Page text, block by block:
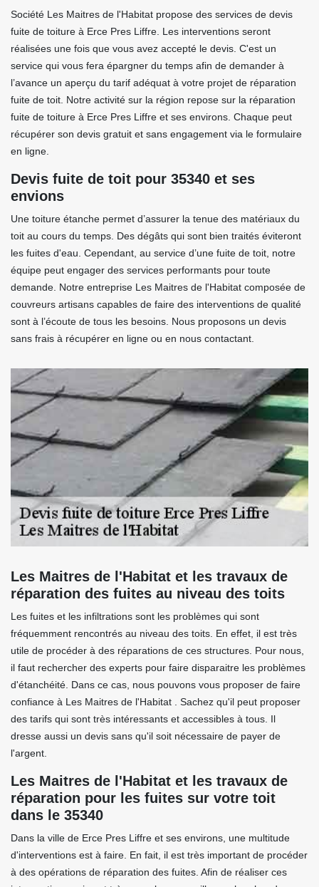
Société Les Maitres de l'Habitat propose des services de devis
fuite de toiture à Erce Pres Liffre. Les interventions seront
réalisées une fois que vous avez accepté le devis. C'est un
service qui vous fera épargner du temps afin de demander à
l’avance un aperçu du tarif adéquat à votre projet de réparation
fuite de toit. Notre activité sur la région repose sur la réparation
fuite de toiture à Erce Pres Liffre et ses environs. Chaque peut
récupérer son devis gratuit et sans engagement via le formulaire
en ligne.
Devis fuite de toit pour 35340 et ses
envions
Une toiture étanche permet d’assurer la tenue des matériaux du
toit au cours du temps. Des dégâts qui sont bien traités éviteront
les fuites d'eau. Cependant, au service d’une fuite de toit, notre
équipe peut engager des services performants pour toute
demande. Notre entreprise Les Maitres de l'Habitat composée de
couvreurs artisans capables de faire des interventions de qualité
sont à l’écoute de tous les besoins. Nous proposons un devis
sans frais à récupérer en ligne ou en nous contactant.
Les Maitres de l'Habitat et les travaux de
réparation des fuites au niveau des toits
Les fuites et les infiltrations sont les problèmes qui sont
fréquemment rencontrés au niveau des toits. En effet, il est très
utile de procéder à des réparations de ces structures. Pour nous,
il faut rechercher des experts pour faire disparaitre les problèmes
d'étanchéité. Dans ce cas, nous pouvons vous proposer de faire
confiance à Les Maitres de l'Habitat . Sachez qu'il peut proposer
des tarifs qui sont très intéressants et accessibles à tous. Il
dresse aussi un devis sans qu'il soit nécessaire de payer de
l'argent.
Les Maitres de l'Habitat et les travaux de
réparation pour les fuites sur votre toit
dans le 35340
Dans la ville de Erce Pres Liffre et ses environs, une multitude
d'interventions est à faire. En fait, il est très important de procéder
à des opérations de réparation des fuites. Afin de réaliser ces